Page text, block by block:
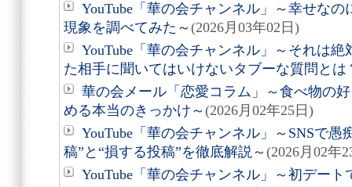
YouTube「華の会チャンネル」～幸せな
現象を調べてみた～ (2026月03年02日)
YouTube「華の会チャンネル」～それは
た相手に聞いてはいけないタブーな質問とは
華の会メール「恋愛コラム」～食べ物の
める本当のきっかけ～ (2026月02年25日)
YouTube「華の会チャンネル」～SNSで愚
稿”と“損する投稿”を徹底解説～ (2026月02年
YouTube「華の会チャンネル」～初デー